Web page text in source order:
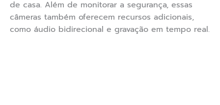
de casa. Além de monitorar a segurança, essas
câmeras também oferecem recursos adicionais,
como áudio bidirecional e gravação em tempo real.